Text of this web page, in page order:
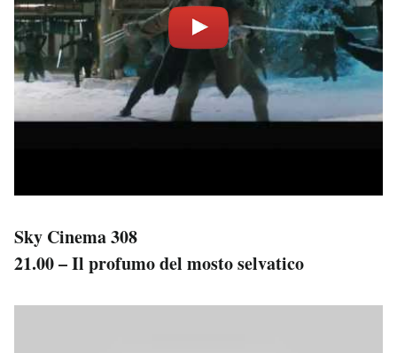
Sky Cinema 308
21.00 – Il profumo del mosto selvatico